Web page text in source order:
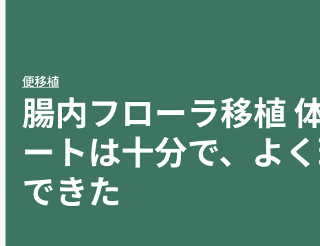
便移植
腸内フローラ移植
ートは十分で、よ
できた